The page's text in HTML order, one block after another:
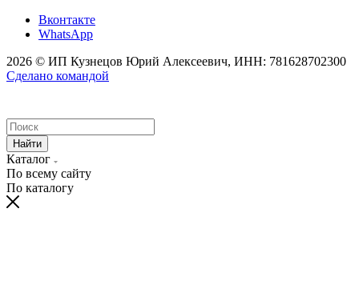
Вконтакте
WhatsApp
2026 © ИП Кузнецов Юрий Алексеевич, ИНН: 781628702300
Сделано командой
Найти
Каталог
По всему сайту
По каталогу